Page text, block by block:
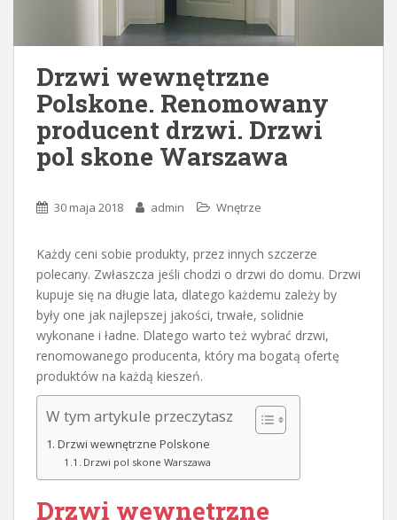
Drzwi wewnętrzne
Polskone. Renomowany
producent drzwi. Drzwi
pol skone Warszawa
30 maja 2018 admin Wnętrze
Każdy ceni sobie produkty, przez innych szczerze
polecany. Zwłaszcza jeśli chodzi o drzwi do domu. Drzwi
kupuje się na długie lata, dlatego każdemu zależy by
były one jak najlepszej jakości, trwałe, solidnie
wykonane i ładne. Dlatego warto też wybrać drzwi,
renomowanego producenta, który ma bogatą ofertę
produktów na każdą kieszeń.
W tym artykule przeczytasz
Drzwi wewnętrzne Polskone
Drzwi pol skone Warszawa
Drzwi wewnętrzne